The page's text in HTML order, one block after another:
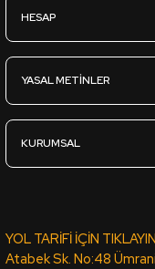
25mm*2100*2800mm
HESAP
YASAL METİNLER
KURUMSAL
YOL TARİFİ İÇİN
Atabek Sk. No:48